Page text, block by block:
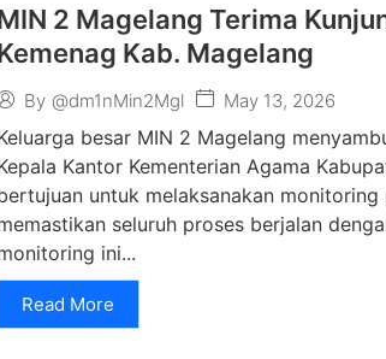
2 Magelang Terima
Kab. Magelang
By @dm1nMin2Mgl May 13, 2026
besar MIN 2 Magelang
Kantor Kementerian Agama
untuk melaksanakan monitoring
seluruh proses berjalan
ini...
Read More